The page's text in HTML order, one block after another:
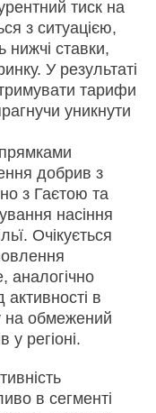
тиск на
з ситуацією,
нижчі ставки,
У результаті
тарифи
уникнути
добрив з
з Гаєтою та
насіння
Очікується
аналогічно
в
на обмежений
у регіоні.
в сегменті